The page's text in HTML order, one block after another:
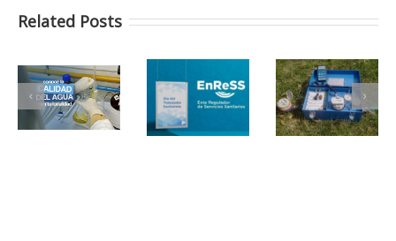
Related Posts
15 de Mayo –
Feliz Día del
está para…
Día Mundial
del